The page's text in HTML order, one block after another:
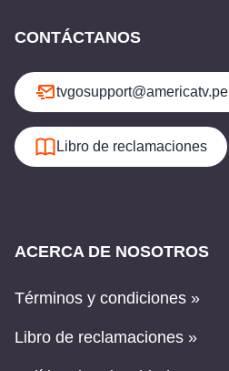
CONTÁCTANOS
tvgosupport@americatv.pe
Libro de reclamaciones
ACERCA DE NOSOTROS
Términos y condiciones »
Libro de reclamaciones »